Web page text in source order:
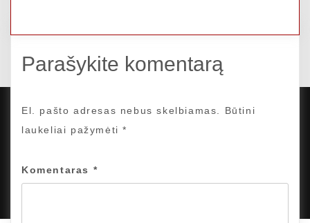
Parašykite komentarą
El. pašto adresas nebus skelbiamas.
Būtini
laukeliai pažymėti*
Komentaras *
VISOS TEISĖS SAUGOMOS
PROUDLY POWERED BY WORDPRESS